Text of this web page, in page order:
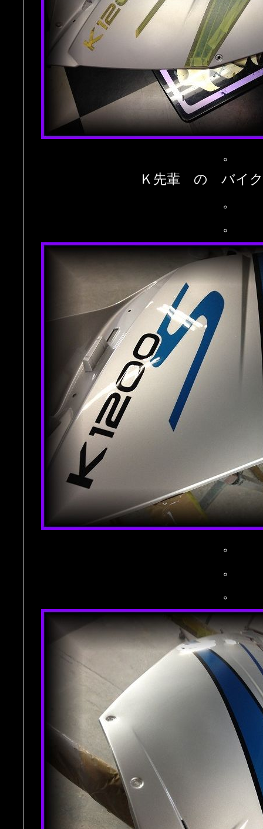
。
Ｋ先輩 の バイ
。
。
。
。
。